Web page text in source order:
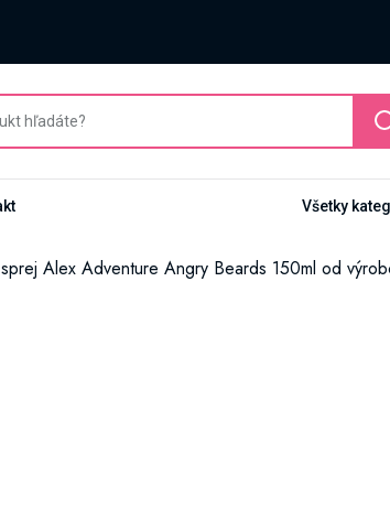
Všetky
Alex Adventure Angry Beards 150ml od